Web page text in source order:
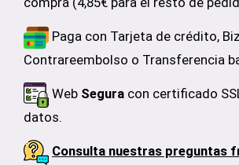
Paga con Tarjeta de crédito,
Contrareembolso o Transferencia
Web Segura con certificado
datos.
Consulta nuestras preguntas